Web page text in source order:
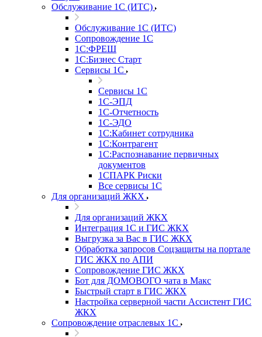
Обслуживание 1С (ИТС)
Обслуживание 1С (ИТС)
Сопровождение 1С
1С:ФРЕШ
1С:Бизнес Старт
Сервисы 1С
Сервисы 1С
1С-ЭПД
1С-Отчетность
1С-ЭДО
1С:Кабинет сотрудника
1С:Контрагент
1С:Распознавание первичных
документов
1СПАРК Риски
Все сервисы 1С
Для организаций ЖКХ
Для организаций ЖКХ
Интеграция 1С и ГИС ЖКХ
Выгрузка за Вас в ГИС ЖКХ
Обработка запросов Соцзащиты на портале
ГИС ЖКХ по АПИ
Сопровождение ГИС ЖКХ
Бот для ДОМОВОГО чата в Макс
Быстрый старт в ГИС ЖКХ
Настройка серверной части Ассистент ГИС
ЖКХ
Сопровождение отраслевых 1С